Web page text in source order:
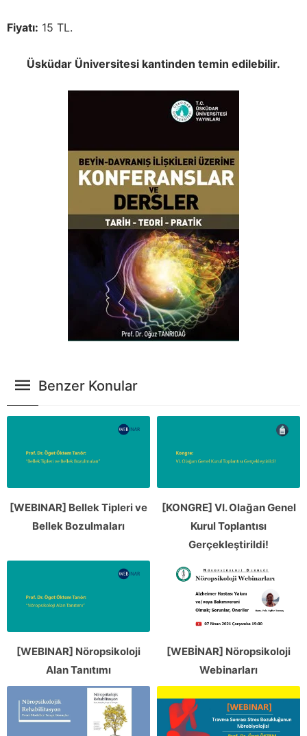
Fiyatı: 15 TL.
Üsküdar Üniversitesi kantinden temin edilebilir.
Benzer Konular
[WEBINAR] Bellek Tipleri ve
Bellek Bozulmaları
[KONGRE] VI. Olağan Genel
Kurul Toplantısı
Gerçekleştirildi!
[WEBINAR] Nöropsikoloji
Alan Tanıtımı
[WEBİNAR] Nöropsikoloji
Webinarları